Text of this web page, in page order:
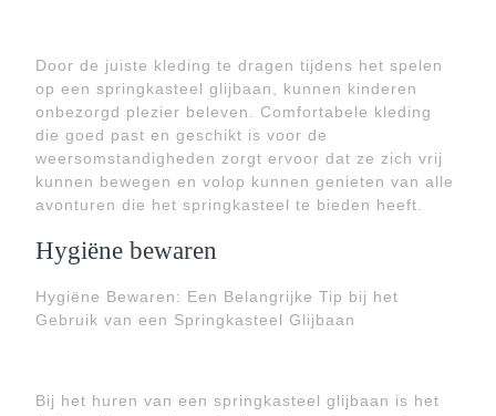
Door de juiste kleding te dragen tijdens het spelen
op een springkasteel glijbaan, kunnen kinderen
onbezorgd plezier beleven. Comfortabele kleding
die goed past en geschikt is voor de
weersomstandigheden zorgt ervoor dat ze zich vrij
kunnen bewegen en volop kunnen genieten van alle
avonturen die het springkasteel te bieden heeft.
Hygiëne bewaren
Hygiëne Bewaren: Een Belangrijke Tip bij het
Gebruik van een Springkasteel Glijbaan
Bij het huren van een springkasteel glijbaan is het